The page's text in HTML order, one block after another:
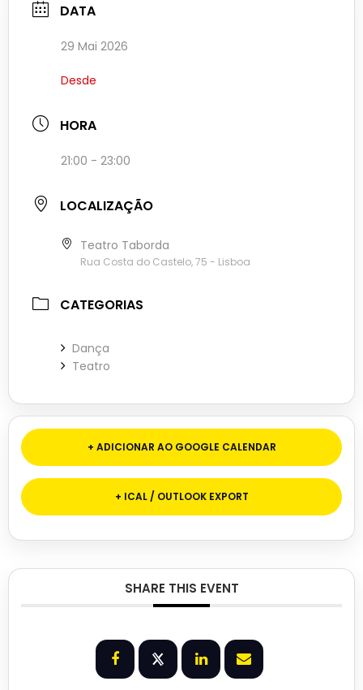
DATA
29 Mai 2026
Desde
HORA
21:00 - 23:00
LOCALIZAÇÃO
Teatro Taborda
Rua Costa do Castelo, 75 - Lisboa
CATEGORIAS
Dança
Teatro
+ ADICIONAR AO GOOGLE CALENDAR
+ ICAL / OUTLOOK EXPORT
SHARE THIS EVENT